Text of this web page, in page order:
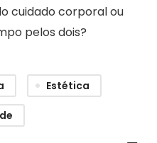
cuidado corporal ou
pelos dois?
Estética